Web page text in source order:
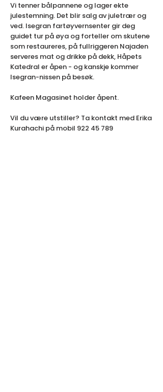
Vi tenner bålpannene og lager ekte
julestemning. Det blir salg av juletrær og
ved. Isegran fartøyvernsenter gir deg
guidet tur på øya og forteller om skutene
som restaureres, på fullriggeren Najaden
serveres mat og drikke på dekk, Håpets
Katedral er åpen - og kanskje kommer
Isegran-nissen på besøk.
Kafeen Magasinet holder åpent.
Vil du være utstiller? Ta kontakt med Erika
Kurahachi på mobil 922 45 789